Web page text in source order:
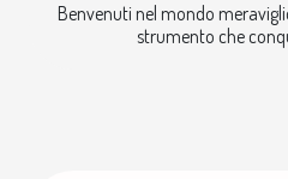
Benvenuti nel mondo
strumento che